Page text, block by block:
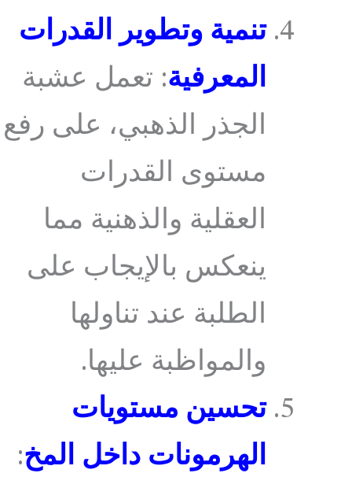
تنمية وتطوير القدرات
المعرفية: تعمل عشبة
الجذر الذهبي، على رفع
مستوى القدرات
العقلية والذهنية مما
ينعكس بالإيجاب على
الطلبة عند تناولها
والمواظبة عليها.
تحسين مستويات
الهرمونات داخل المخ: